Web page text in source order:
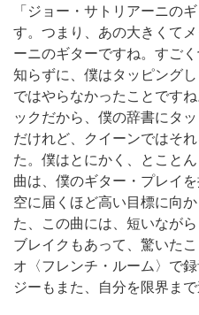
「ジョー・サトリアーニの
す。つまり、あの大きくて
ーニのギターですね。すご
知らずに、僕はタッピング
ではやらなかったことです
ックだから、僕の辞書にタ
だけれど、クイーンではそ
た。僕はとにかく、とこと
曲は、僕のギター・プレイ
空に届くほど高い目標に向
た、この曲には、短いなが
ブレイクもあって、驚いた
オ〈フレンチ・ルーム〉で
ジーもまた、自分を限界ま